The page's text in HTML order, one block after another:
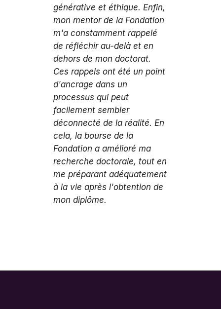
générative et éthique. Enfin,
mon mentor de la Fondation
m'a constamment rappelé
de réfléchir au-delà et en
dehors de mon doctorat.
Ces rappels ont été un point
d'ancrage dans un
processus qui peut
facilement sembler
déconnecté de la réalité. En
cela, la bourse de la
Fondation a amélioré ma
recherche doctorale, tout en
me préparant adéquatement
à la vie après l'obtention de
mon diplôme.